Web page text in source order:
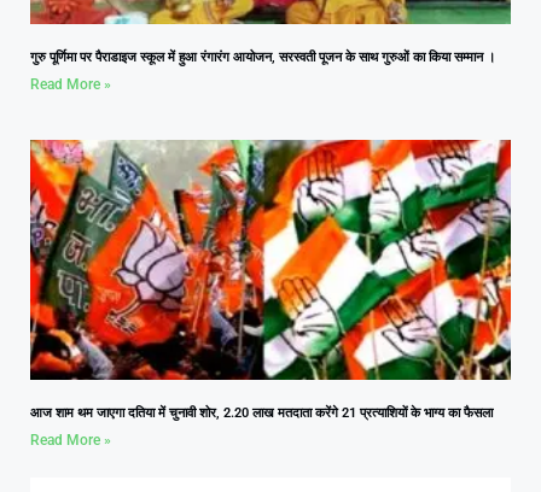
गुरु पूर्णिमा पर पैराडाइज स्कूल में हुआ रंगारंग आयोजन, सरस्वती पूजन के साथ गुरुओं का किया सम्मान ।
Read More »
आज शाम थम जाएगा दतिया में चुनावी शोर, 2.20 लाख मतदाता करेंगे 21 प्रत्याशियों के भाग्य का फैसला
Read More »